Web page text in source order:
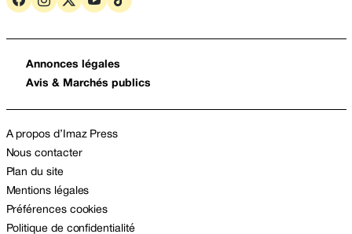
Annonces légales
Avis & Marchés publics
A propos d’Imaz Press
Nous contacter
Plan du site
Mentions légales
Préférences cookies
Politique de confidentialité